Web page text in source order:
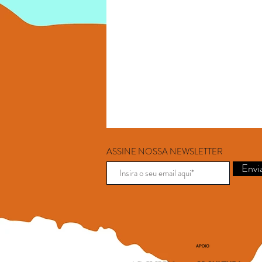
ASSINE NOSSA NEWSLETTER